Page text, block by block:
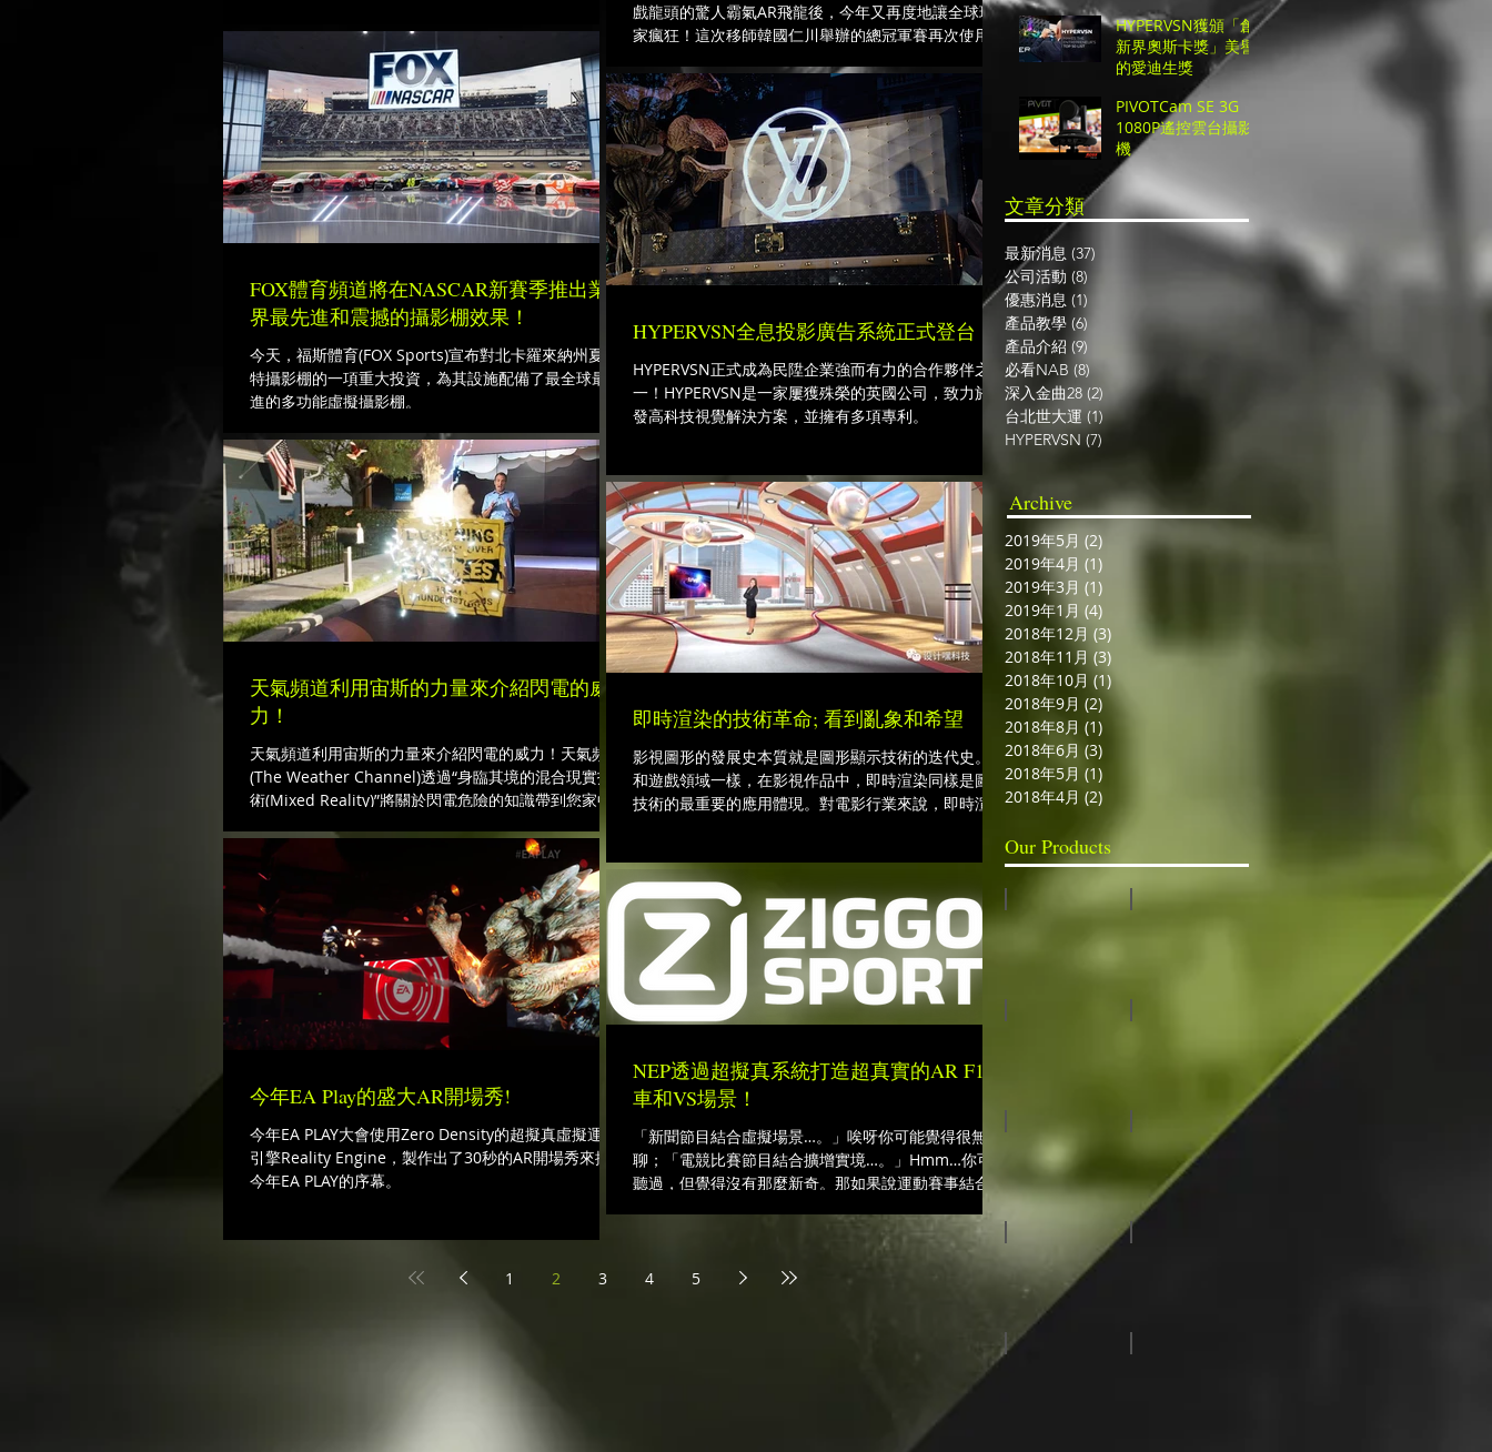
會播出，深受一大
戲龍頭的驚人霸氣AR飛龍後，今年又再度地讓全球玩
家瘋狂！這次移師韓國仁川舉辦的總冠軍賽再次使用了
FOX體育頻道將在NASCAR新賽季推出業
界最先進和震撼的攝影棚效果！
今天，福斯體育(FOX Sports)宣布對北卡羅來納州夏洛
特攝影棚的一項重大投資，為其設施配備了最全球最先
進的多功能虛擬攝影棚。
HYPERVSN全息投影廣告系統正式登台！
HYPERVSN正式成為民陞企業強而有力的合作夥伴之
一！HYPERVSN是一家屢獲殊榮的英國公司，致力於開
發高科技視覺解決方案，並擁有多項專利。
天氣頻道利用宙斯的力量來介紹閃電的威
力！
天氣頻道利用宙斯的力量來介紹閃電的威力！天氣頻道
(The Weather Channel)透過“身臨其境的混合現實技
術(Mixed Reality)”將關於閃電危險的知識帶到您家中
即時渲染的技術革命; 看到亂象和希望
影視圖形的發展史本質就是圖形顯示技術的迭代史。
和遊戲領域一樣，在影視作品中，即時渲染同樣是圖像
技術的最重要的應用體現。對電影行業來說，即時渲染
接影響到想法傳遞的準確性，間接影響到整個製作流程
的工作量。而且，隨著即時渲染的效果...
今年EA Play的盛大AR開場秀!
今年EA PLAY大會使用Zero Density的超擬真虛擬運算
引擎Reality Engine，製作出了30秒的AR開場秀來揭開
今年EA PLAY的序幕。
NEP透過超擬真系統打造超真實的AR F1賽
車和VS場景！
「新聞節目結合虛擬場景…。」唉呀你可能覺得很無
聊；「電競比賽節目結合擴增實境…。」Hmm…你可能
聽過，但覺得沒有那麼新奇。那如果說運動賽事結合虛
麼人客啊，趕緊照過來！這邊來為大家介紹，荷蘭NEP
製作F1賽事節目所使用的超擬真虛擬攝影
1
2 3 4 5
切換台！
HYPERVSN獲頒「創
新界奧斯卡獎」美譽
的愛迪生獎
PIVOTCam SE 3G
1080P遙控雲台攝影
機
​文章分類
最新消息 (37)
公司活動 (8)
優惠消息 (1)
產品教學 (6)
產品介紹 (9)
必看NAB (8)
深入金曲28 (2) 2 篇文章
台北世大運 (1)1 篇文章
HYPERVSN (7)
Archive
2019年5月 (2)
2019年4月 (1)
2019年3月 (1)
2019年1月 (4)
2018年12月 (3) 3 篇文章
2018年11月 (3) 3 篇文章
2018年10月 (1)
2018年9月 (2)
2018年8月 (1)
2018年6月 (3)
2018年5月 (1)
2018年4月 (2)
Our Products
視/音頻路由器